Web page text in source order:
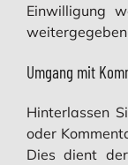
Einwilligung
Umgang mit
Hinterlassen
oder
Dies dient